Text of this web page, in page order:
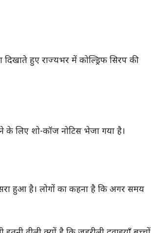
दिखाते हुए राज्यभर में कोल्ड्रिफ सिरप की
के लिए शो-कॉज नोटिस भेजा गया है।
हुआ है। लोगों का कहना है कि अगर समय